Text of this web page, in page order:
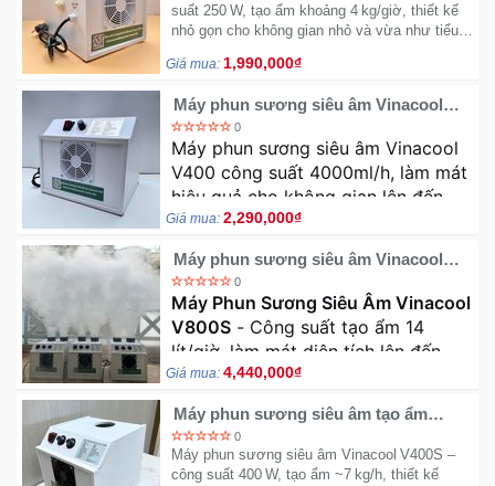
Khỏe
Làm
Thiết
Tế
Cụ
Massage
Thể
Ngoại
suất 250 W, tạo ẩm khoảng 4 kg/giờ, thiết kế
nhỏ gọn cho không gian nhỏ và vừa như tiểu
mòn, vận hành êm‑ái, tiết kiệm điện
Giá mua: 1,990,000₫
Máy phun sương siêu âm Vinacool
V400
0
Máy phun sương siêu âm Vinacool
V400 công suất 4000ml/h, làm mát
hiệu quả cho không gian lên đến
50m². Thiết kế công nghiệp bền bỉ .
Giá mua: 2,290,000₫
Máy phun sương siêu âm Vinacool
V800S
0
Máy Phun Sương Siêu Âm Vinacool
V800S - Công suất tạo ẩm 14
lít/giờ, làm mát diện tích lên đến
80m². Thiết kế công nghiệp bền bỉ,
lượng sương và gió phù hợp mọi
nhu cầu
Giá mua: 4,440,000₫
Máy phun sương siêu âm tạo ẩm
Vinacool V400S
0
Máy phun sương siêu âm Vinacool V400S –
công suất 400 W, tạo ẩm ~7 kg/h, thiết kế